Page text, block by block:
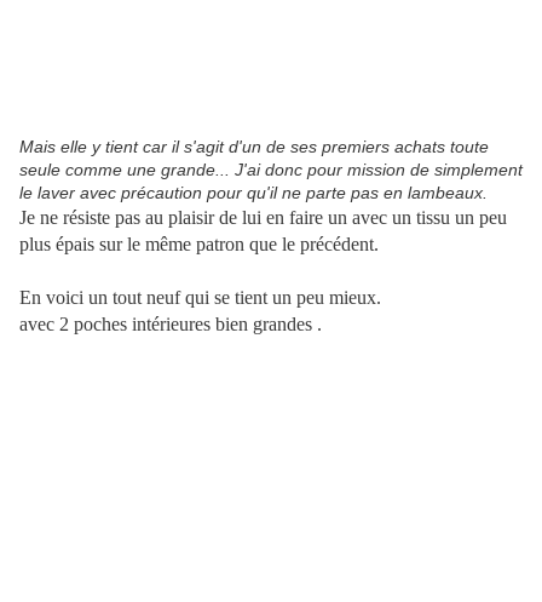
Mais elle y tient car il s'agit d'un de ses premiers achats toute
seule comme une grande... J'ai donc pour mission de simplement
le laver avec précaution pour qu'il ne parte pas en lambeaux.
Je ne résiste pas au plaisir de lui en faire un avec un tissu un peu
plus épais sur le même patron que le précédent.
En voici un tout neuf qui se tient un peu mieux.
avec 2 poches intérieures bien grandes .